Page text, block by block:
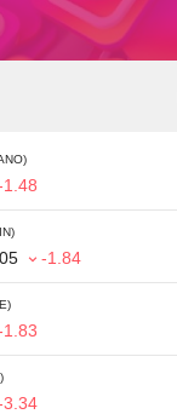
1.48
-1.84
1.83
3.34